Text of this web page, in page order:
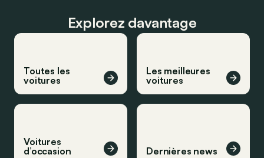
Explorez davantage
Toutes les
voitures
Les meilleures
voitures
Voitures
d’occasion
Dernières news